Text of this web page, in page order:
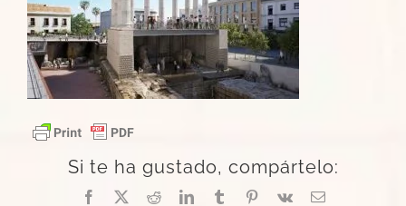
Si te ha gustado, compártelo:
Facebook
X RedditLinkedInTumblrPinterest
Vk
Correo